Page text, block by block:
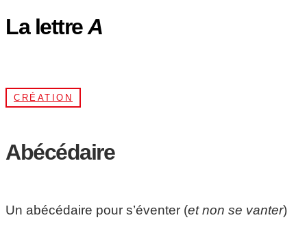
La lettreA
CRÉATION
Abécédaire
Un abécédaire pour s’éventer (et non se vanter)